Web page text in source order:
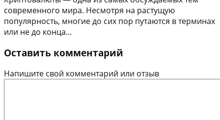
современного мира. Несмотря на растущую
популярность, многие до сих пор путаются в терминах
или не до конца...
Оставить комментарий
Напишите свой комментарий или отзыв